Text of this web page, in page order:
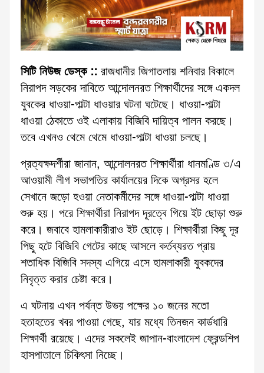
সিটি নিউজ ডেস্ক :: রাজধানীর জিগাতলায় শনিবার বিকালে
নিরাপদ সড়কের দাবিতে আন্দোলনরত শিক্ষার্থীদের সঙ্গে একদল
যুবকের ধাওয়া-পাল্টা ধাওয়ার ঘটনা ঘটেছে। ধাওয়া-পাল্টা
ধাওয়া ঠেকাতে ওই এলাকায় বিজিবি দায়িত্ব পালন করছে।
তবে এখনও থেমে থেমে ধাওয়া-পাল্টা ধাওয়া চলছে।
প্রত্যক্ষদর্শীরা জানান, আন্দোলনরত শিক্ষার্থীরা ধানমণ্ডি ৩/এ
আওয়ামী লীগ সভাপতির কার্যালয়ের দিকে অগ্রসর হলে
সেখানে জড়ো হওয়া নেতাকর্মীদের সঙ্গে ধাওয়া-পাল্টা ধাওয়া
শুরু হয়। পরে শিক্ষার্থীরা নিরাপদ দূরত্বে গিয়ে ইট ছোড়া শুরু
করে। জবাবে হামলাকারীরাও ইট ছোড়ে। শিক্ষার্থীরা কিছু দূর
পিছু হটে বিজিবি গেটের কাছে আসলে কর্তব্যরত প্রায়
শতাধিক বিজিবি সদস্য এগিয়ে এসে হামলাকারী যুবকদের
নিবৃত্ত করার চেষ্টা করে।
এ ঘটনায় এখন পর্যন্ত উভয় পক্ষের ১০ জনের মতো
হতাহতের খবর পাওয়া গেছে, যার মধ্যে তিনজন কার্ডধারি
শিক্ষার্থী রয়েছে। এদের সকলেই জাপান-বাংলাদেশ ফ্রেন্ডশিপ
হাসপাতালে চিকিৎসা নিচ্ছে।